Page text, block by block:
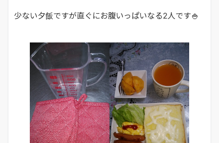
少ない夕飯ですが直ぐにお腹いっぱいなる2人です🍚